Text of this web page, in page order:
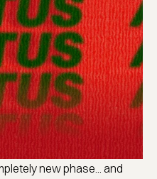
new phase... and